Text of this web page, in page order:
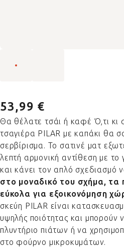
53,99 €
Θα θέλατε τσάι ή καφέ Ό,τι κι
τσαγιέρα PILAR με καπάκι θα
σερβίρισμα. Το σατινέ ματ
λεπτή αρμονική αντίθεση με το
και κάνει τον απλό σχεδιασμό
στο μοναδικό του σχήμα, τα
εύκολα για εξοικονόμηση
σκεύη PILAR είναι
υψηλής ποιότητας και μπορούν
πλυντήριο πιάτων ή να
στο φούρνο μικροκυμάτων.